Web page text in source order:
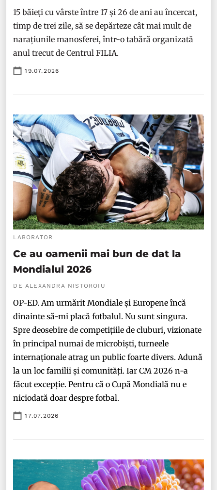
15 băieți cu vârste între 17 și 26 de ani au încercat,
timp de trei zile, să se depărteze cât mai mult de
narațiunile manosferei, într-o tabără organizată
anul trecut de Centrul FILIA.
19.07.2026
LABORATOR
Ce au oamenii mai bun de dat la
Mondialul 2026
DE ALEXANDRA NISTOROIU
OP-ED. Am urmărit Mondiale și Europene încă
dinainte să-mi placă fotbalul. Nu sunt singura.
Spre deosebire de competițiile de cluburi, vizionate
în principal numai de microbiști, turneele
internaționale atrag un public foarte divers. Adună
la un loc familii și comunități. Iar CM 2026 n-a
făcut excepție. Pentru că o Cupă Mondială nu e
niciodată doar despre fotbal.
17.07.2026